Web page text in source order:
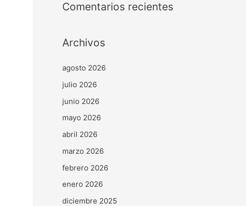
Comentarios recientes
Archivos
agosto 2026
julio 2026
junio 2026
mayo 2026
abril 2026
marzo 2026
febrero 2026
enero 2026
diciembre 2025